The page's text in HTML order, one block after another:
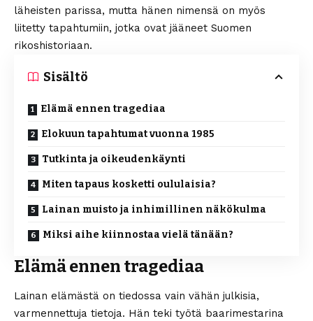
läheisten parissa, mutta hänen nimensä on myös
liitetty tapahtumiin, jotka ovat jääneet Suomen
rikoshistoriaan.
Sisältö
Elämä ennen tragediaa
Elokuun tapahtumat vuonna 1985
Tutkinta ja oikeudenkäynti
Miten tapaus kosketti oululaisia?
Lainan muisto ja inhimillinen näkökulma
Miksi aihe kiinnostaa vielä tänään?
Elämä ennen tragediaa
Lainan elämästä on tiedossa vain vähän julkisia,
varmennettuja tietoja. Hän teki työtä baarimestarina